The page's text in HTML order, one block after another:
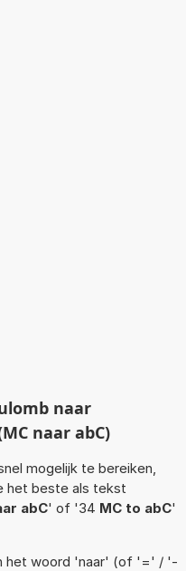
naar
naar abC)
mogelijk te bereiken,
het beste als tekst
abC' of '34 MC to abC'
het woord 'naar' (of '=' / '-